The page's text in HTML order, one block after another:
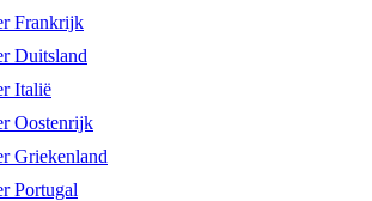
Frankrijk
Duitsland
Italië
Oostenrijk
Griekenland
Portugal